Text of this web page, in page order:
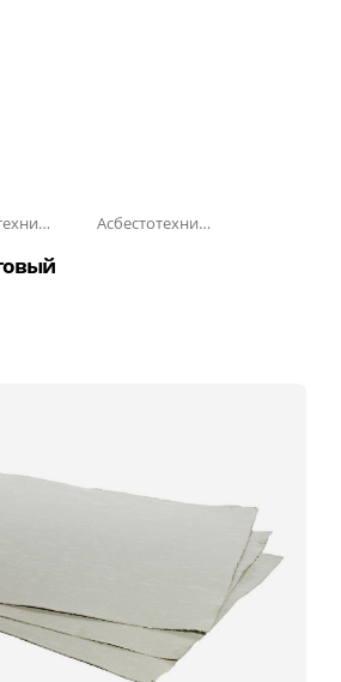
Асбестотехнические и теплоизоляционные материалы Асбестотехнические изделия